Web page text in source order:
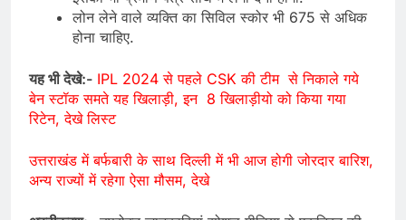
लोन लेने वाले व्यक्ति का सिविल स्कोर भी 675 से अधिक
होना चाहिए.
यह भी देखे:- IPL 2024 से पहले CSK की टीम से निकाले गये
बेन स्टॉक समते यह खिलाड़ी, इन 8 खिलाड़ीयो को किया गया
रिटेन, देखे लिस्ट
उत्तराखंड में बर्फबारी के साथ दिल्ली में भी आज होगी जोरदार बारिश,
अन्य राज्यों में रहेगा ऐसा मौसम, देखे